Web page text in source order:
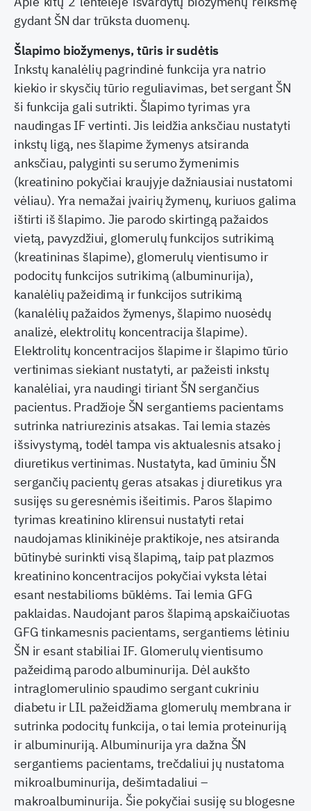
gydant ŠN dar trūksta duomenų.
Šlapimo biožymenys, tūris ir sudėtis
Inkstų kanalėlių pagrindinė funkcija yra natrio
kiekio ir skysčių tūrio reguliavimas, bet sergant ŠN
ši funkcija gali sutrikti. Šlapimo tyrimas yra
naudingas IF vertinti. Jis leidžia anksčiau nustatyti
inkstų ligą, nes šlapime žymenys atsiranda
anksčiau, palyginti su serumo žymenimis
(kreatinino pokyčiai kraujyje dažniausiai nustatomi
vėliau). Yra nemažai įvairių žymenų, kuriuos galima
ištirti iš šlapimo. Jie parodo skirtingą pažaidos
vietą, pavyzdžiui, glomerulų funkcijos sutrikimą
(kreatininas šlapime), glomerulų vientisumo ir
podocitų funkcijos sutrikimą (albuminurija),
kanalėlių pažeidimą ir funkcijos sutrikimą
(kanalėlių pažaidos žymenys, šlapimo nuosėdų
analizė, elektrolitų koncentracija šlapime).
Elektrolitų koncentracijos šlapime ir šlapimo tūrio
vertinimas siekiant nustatyti, ar pažeisti inkstų
kanalėliai, yra naudingi tiriant ŠN sergančius
pacientus. Pradžioje ŠN sergantiems pacientams
sutrinka natriurezinis atsakas. Tai lemia stazės
išsivystymą, todėl tampa vis aktualesnis atsako į
diuretikus vertinimas. Nustatyta, kad ūminiu ŠN
sergančių pacientų geras atsakas į diuretikus yra
susijęs su geresnėmis išeitimis. Paros šlapimo
tyrimas kreatinino klirensui nustatyti retai
naudojamas klinikinėje praktikoje, nes atsiranda
būtinybė surinkti visą šlapimą, taip pat plazmos
kreatinino koncentracijos pokyčiai vyksta lėtai
esant nestabilioms būklėms. Tai lemia GFG
paklaidas. Naudojant paros šlapimą apskaičiuotas
GFG tinkamesnis pacientams, sergantiems lėtiniu
ŠN ir esant stabiliai IF. Glomerulų vientisumo
pažeidimą parodo albuminurija. Dėl aukšto
intraglomerulinio spaudimo sergant cukriniu
diabetu ir LIL pažeidžiama glomerulų membrana ir
sutrinka podocitų funkcija, o tai lemia proteinuriją
ir albuminuriją. Albuminurija yra dažna ŠN
sergantiems pacientams, trečdaliui jų nustatoma
mikroalbuminurija, dešimtadaliui –
makroalbuminurija. Šie pokyčiai susiję su blogesne